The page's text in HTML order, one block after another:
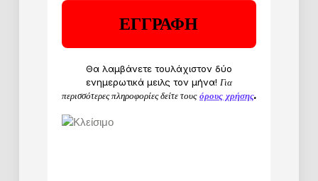
Θα λαμβάνετε τουλάχιστον δύο
ενημερωτικά μειλς τον μήνα! Για
περισσότερες πληροφορίες δείτε τους όρους χρήσης.